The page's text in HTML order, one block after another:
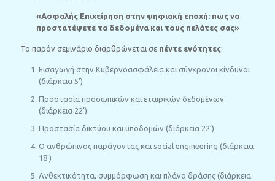
«Ασφαλής Επιχείρηση στην ψηφιακή εποχή: πως να
προστατέψετε τα δεδομένα και τους πελάτες σας»
Το παρόν σεμινάριο διαρθρώνεται σε πέντε ενότητες:
Εισαγωγή στην Κυβερνοασφάλεια και σύγχρονοι κίνδυνοι
(διάρκεια 5’)
Προστασία προσωπικών και εταιρικών δεδομένων
(διάρκεια 22’)
Προστασία δικτύου και υποδομών (διάρκεια 22’)
Ο ανθρώπινος παράγοντας και social engineering (διάρκεια
18’)
Ανθεκτικότητα, συμμόρφωση και πλάνο δράσης (διάρκεια